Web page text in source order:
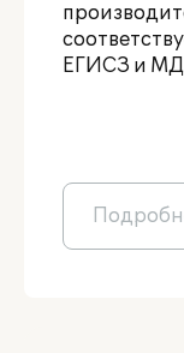
ЕГИСЗ и